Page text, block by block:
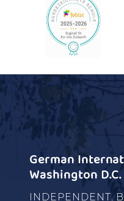
German
Washington D.C.
INDEPENDENT.